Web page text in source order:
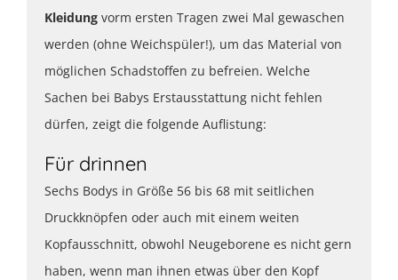
Kleidung vorm ersten Tragen zwei Mal gewaschen
werden (ohne Weichspüler!), um das Material von
möglichen Schadstoffen zu befreien. Welche
Sachen bei Babys Erstausstattung nicht fehlen
dürfen, zeigt die folgende Auflistung:
Für drinnen
Sechs Bodys in Größe 56 bis 68 mit seitlichen
Druckknöpfen oder auch mit einem weiten
Kopfausschnitt, obwohl Neugeborene es nicht gern
haben, wenn man ihnen etwas über den Kopf